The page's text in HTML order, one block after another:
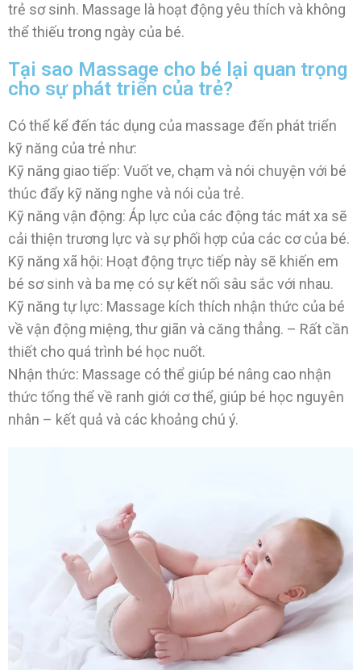
trẻ sơ sinh. Massage là hoạt động yêu thích và không
thể thiếu trong ngày của bé.
Tại sao Massage cho bé lại quan trọng
cho sự phát triển của trẻ?
Có thể kể đến tác dụng của massage đến phát triển
kỹ năng của trẻ như:
Kỹ năng giao tiếp: Vuốt ve, chạm và nói chuyện với bé
thúc đẩy kỹ năng nghe và nói của trẻ.
Kỹ năng vận động: Áp lực của các động tác mát xa sẽ
cải thiện trương lực và sự phối hợp của các cơ của bé.
Kỹ năng xã hội: Hoạt động trực tiếp này sẽ khiến em
bé sơ sinh và ba mẹ có sự kết nối sâu sắc với nhau.
Kỹ năng tự lực: Massage kích thích nhận thức của bé
về vận động miệng, thư giãn và căng thẳng. – Rất cần
thiết cho quá trình bé học nuốt.
Nhận thức: Massage có thể giúp bé nâng cao nhận
thức tổng thể về ranh giới cơ thể, giúp bé học nguyên
nhân – kết quả và các khoảng chú ý.